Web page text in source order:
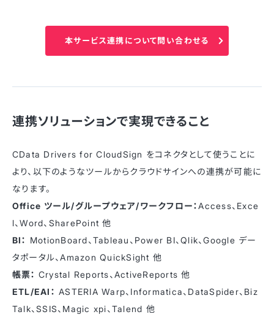
本サービス連携について問い合わせる
連携ソリューションで実現できること
CData Drivers for CloudSign をコネクタとして使うことに
より、以下のようなツールからクラウドサインへの連携が可能に
なります。
Office ツール/グループウェア/ワークフロー：Access、Exce
l、Word、SharePoint 他
BI： MotionBoard、Tableau、Power BI、Qlik、Google デー
タポータル、Amazon QuickSight 他
帳票： Crystal Reports、ActiveReports 他
ETL/EAI： ASTERIA Warp、Informatica、DataSpider、Biz
Talk、SSIS、Magic xpi、Talend 他